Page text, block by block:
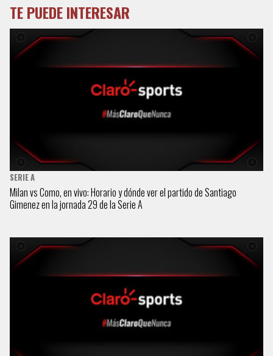
TE PUEDE INTERESAR
SERIE A
Milan vs Como, en vivo: Horario y dónde ver el partido de Santiago
Gimenez en la jornada 29 de la Serie A